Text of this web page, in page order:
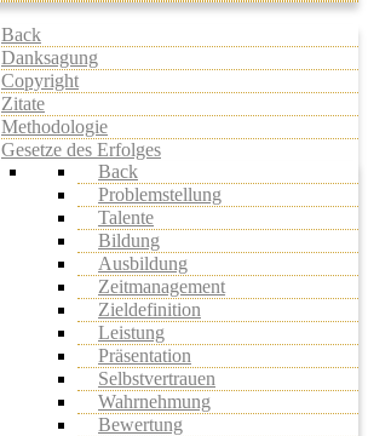
Back
Danksagung
Copyright
Zitate
Methodologie
Gesetze des Erfolges
Back
Problemstellung
Talente
Bildung
Ausbildung
Zeitmanagement
Zieldefinition
Leistung
Präsentation
Selbstvertrauen
Wahrnehmung
Bewertung